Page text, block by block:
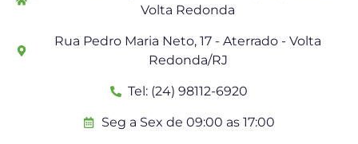
Volta Redonda
Rua Pedro Maria Neto, 17 - Aterrado - Volta
Redonda/RJ
Tel: (24) 98112-6920
Seg a Sex de 09:00 as 17:00